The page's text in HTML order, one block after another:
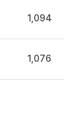
1,094
1,076